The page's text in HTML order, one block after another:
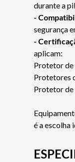
durante a
-
segurança
-
aplicam:
Protetor de
Protetores
Protetor de
é a escolha